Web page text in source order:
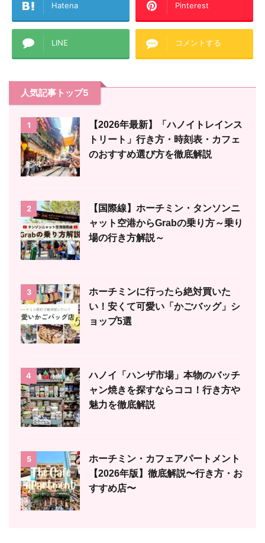
Hatena Pinterest
LINE コメントする
人気記事トップ5
1
【2026年最新】「ハノイトレインス
トリート」行き方・時刻表・カフェ
のおすすめ選び方を徹底解説
2
【国際線】ホーチミン・タンソンニ
ャット空港からGrabの乗り方～乗り
場の行き方解説～
3
ホーチミンに行ったら絶対買いた
い！安くて可愛い「かごバッグ」シ
ョップ5選
4
ハノイ「ハンザ市場」本物のバッチ
ャン焼きを探すならココ！行き方や
魅力を徹底解説
5
ホーチミン・カフェアパートメント
【2026年版】徹底解説〜行き方・お
すすめ店〜